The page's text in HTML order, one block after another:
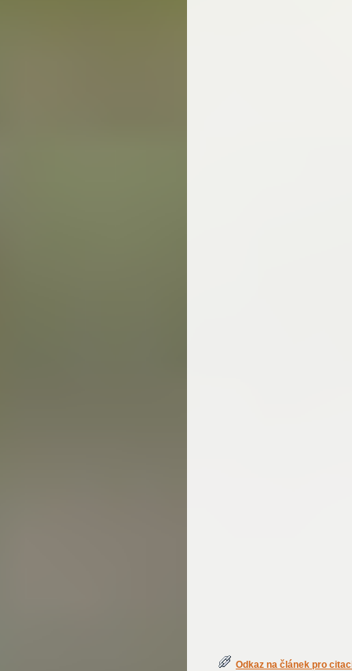
Odkaz na článek pro